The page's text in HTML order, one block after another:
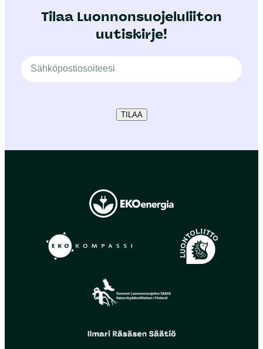
Tilaa Luonnonsuojeluliiton
uutiskirje!
TILAA